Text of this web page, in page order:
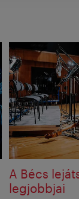
A Bécs
legjobbjai